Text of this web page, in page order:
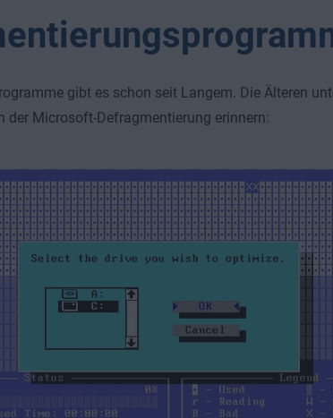
gibt es schon seit Langem. Die Älteren
der Microsoft-Defragmentierung erinnern: